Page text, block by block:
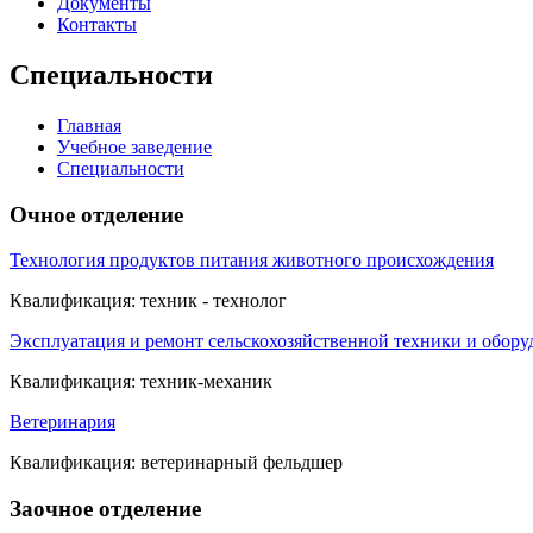
Контакты
Специальности
Главная
Учебное заведение
Специальности
Очное отделение
Технология продуктов питания животного происхождения
Квалификация: техник - технолог
Эксплуатация и ремонт сельскохозяйственной техники и
Квалификация: техник-механик
Ветеринария
Квалификация: ветеринарный фельдшер
Заочное отделение